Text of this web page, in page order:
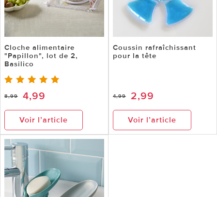
Cloche alimentaire
"Papillon", lot de 2,
Basilico
8,99 4,99
Voir l’article
Coussin rafraîchissant
pour la tête
4,99 2,99
Voir l’article